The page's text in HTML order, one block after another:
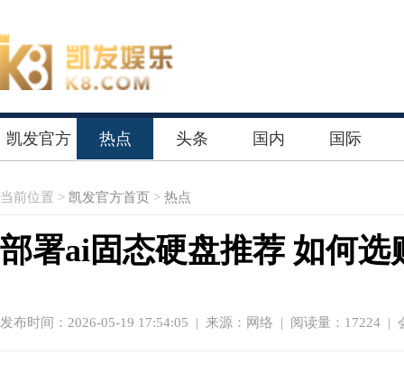
凯发官方 热点 头条 国内 国际
当前位置 > 凯发官方首页 > 热点
部署ai固态硬盘推荐 如何
发布时间：2026-05-19 17:54:05 | 来源：网络 | 阅读量：17224 |